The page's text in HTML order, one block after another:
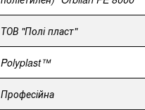
ТОВ "Полі пласт"
Polyplast™
Професійна